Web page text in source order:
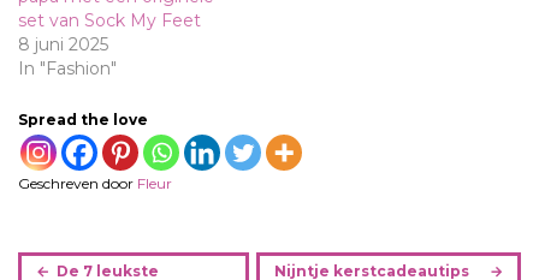
set van Sock My Feet
8 juni 2025
In "Fashion"
Spread the love
Geschreven door Fleur
B
De 7 leukste
Nijntje kerstcadeautips